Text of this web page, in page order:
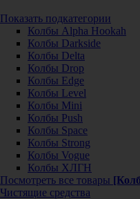
Показать подкатегории
Колбы Alpha Hookah
Колбы Darkside
Колбы Delta
Колбы Drop
Колбы Edge
Колбы Level
Колбы Mini
Колбы Push
Колбы Space
Колбы Strong
Колбы Vogue
Колбы ХЛГН
Посмотреть все товары
Чистящие средства